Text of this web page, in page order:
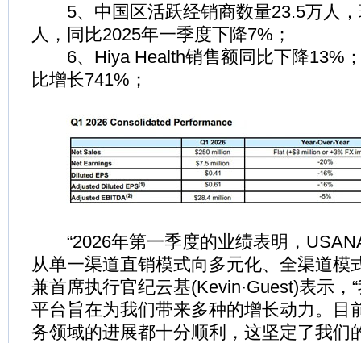
5、中国区活跃经销商数量23.5万人，
人，同比2025年一季度下降7%；
6、Hiya Health销售额同比下降13%
比增长741%；
“2026年第一季度的业绩表明，
从单一渠道直销模式向多元化、全渠道模
兼首席执行官纪云基(Kevin·Guest)表示，
平台旨在为我们带来多种的增长动力。目
务领域的进展都十分顺利，这坚定了我们